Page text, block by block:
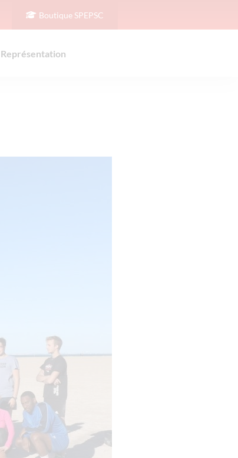
Boutique SPEPSC
Représentation